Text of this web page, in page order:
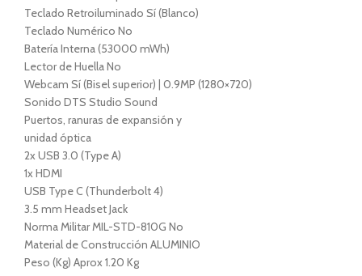
Teclado Retroiluminado Sí (Blanco)
Teclado Numérico No
Batería Interna (53000 mWh)
Lector de Huella No
Webcam Sí (Bisel superior) | 0.9MP (1280×720)
Sonido DTS Studio Sound
Puertos, ranuras de expansión y
unidad óptica
2x USB 3.0 (Type A)
1x HDMI
USB Type C (Thunderbolt 4)
3.5 mm Headset Jack
Norma Militar MIL-STD-810G No
Material de Construcción ALUMINIO
Peso (Kg) Aprox 1.20 Kg